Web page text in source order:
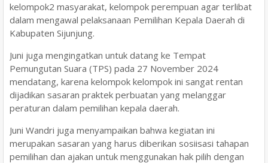
kelompok2 masyarakat, kelompok perempuan agar terlibat
dalam mengawal pelaksanaan Pemilihan Kepala Daerah di
Kabupaten Sijunjung.
Juni juga mengingatkan untuk datang ke Tempat
Pemungutan Suara (TPS) pada 27 November 2024
mendatang, karena kelompok kelompok ini sangat rentan
dijadikan sasaran praktek perbuatan yang melanggar
peraturan dalam pemilihan kepala daerah.
Juni Wandri juga menyampaikan bahwa kegiatan ini
merupakan sasaran yang harus diberikan sosiisasi tahapan
pemilihan dan ajakan untuk menggunakan hak pilih dengan